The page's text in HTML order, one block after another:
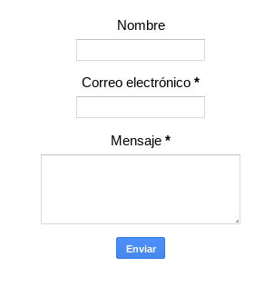
Nombre
Correo electrónico *
Mensaje *